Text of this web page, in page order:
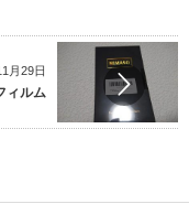
月29日
ィルム